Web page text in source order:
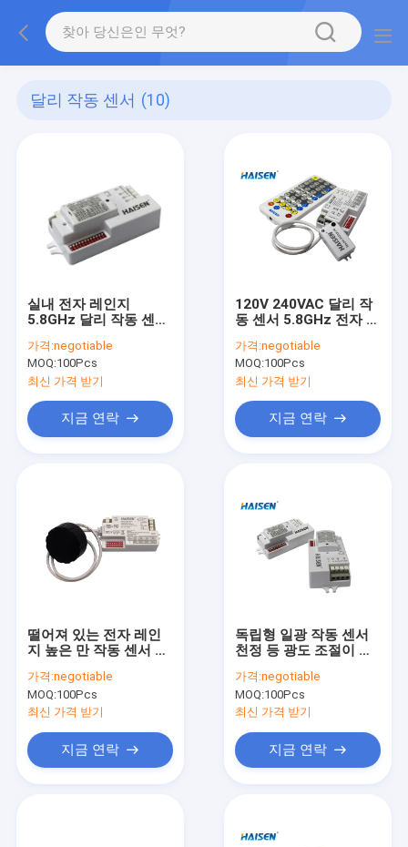
달리 작동 센서 (10)
실내 전자 레인지
5.8GHz 달리 작동 센서
면 안테나
가격:negotiable
MOQ:100Pcs
최신 가격 받기
지금 연락
120V 240VAC 달리 작
동 센서 5.8GHz 전자 레
가격:negotiable
MOQ:100Pcs
최신 가격 받기
지금 연락
떨어져 있는 전자 레인
지 높은 만 작동 센서 리
가격:negotiable
MOQ:100Pcs
최신 가격 받기
지금 연락
독립형 일광 작동 센서
천정 등 광도 조절이 가
가격:negotiable
MOQ:100Pcs
최신 가격 받기
지금 연락